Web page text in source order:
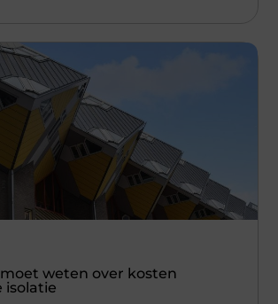
weten over kosten
isolatie